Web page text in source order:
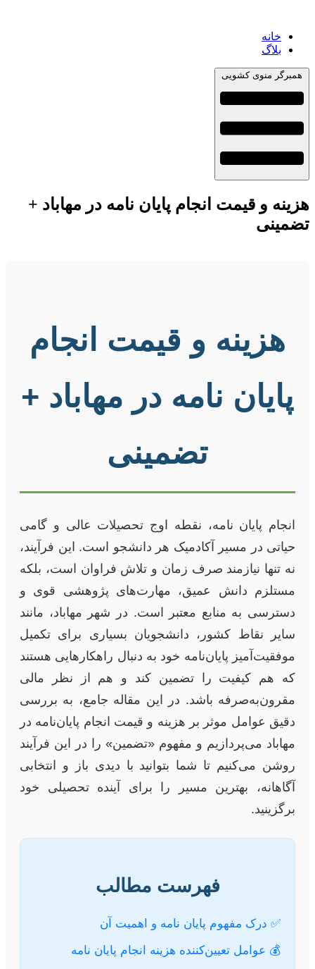
خانه
بلاگ
همبرگر منوی کشویی
هزینه و قیمت انجام پایان نامه در مهاباد +
تضمینی
هزینه و قیمت انجام
پایان نامه در مهاباد +
تضمینی
انجام پایان نامه، نقطه اوج تحصیلات عالی و گامی
حیاتی در مسیر آکادمیک هر دانشجو است. این فرآیند،
نه تنها نیازمند صرف زمان و تلاش فراوان است، بلکه
مستلزم دانش عمیق، مهارت‌های پژوهشی قوی و
دسترسی به منابع معتبر است. در شهر مهاباد، مانند
سایر نقاط کشور، دانشجویان بسیاری برای تکمیل
موفقیت‌آمیز پایان‌نامه خود به دنبال راهکارهایی هستند
که هم کیفیت را تضمین کند و هم از نظر مالی
مقرون‌به‌صرفه باشد. در این مقاله جامع، به بررسی
دقیق عوامل موثر بر هزینه و قیمت انجام پایان‌نامه در
مهاباد می‌پردازیم و مفهوم «تضمین» را در این فرآیند
روشن می‌کنیم تا شما بتوانید با دیدی باز و انتخابی
آگاهانه، بهترین مسیر را برای آینده تحصیلی خود
برگزینید.
فهرست مطالب
✅ درک مفهوم پایان نامه و اهمیت آن
💰 عوامل تعیین‌کننده هزینه انجام پایان نامه